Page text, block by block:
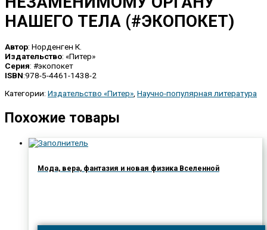
НАШЕГО ТЕЛА (#ЭКОПОКЕТ)
Автор: Норденген К.
Издательство: «Питер»
Серия: #экопокет
ISBN:978-5-4461-1438-2
Категории: Издательство «Питер» Научно-популярная литература
Похожие товары
Мода, вера, фантазия и новая физика Вселенной